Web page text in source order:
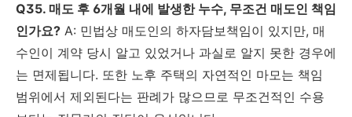
Q35. 매도 후 6개월 내에 발생한 누수, 무조건 매도인 책임
인가요? A: 민법상 매도인의 하자담보책임이 있지만, 매
수인이 계약 당시 알고 있었거나 과실로 알지 못한 경우에
는 면제됩니다. 또한 노후 주택의 자연적인 마모는 책임
범위에서 제외된다는 판례가 많으므로 무조건적인 수용